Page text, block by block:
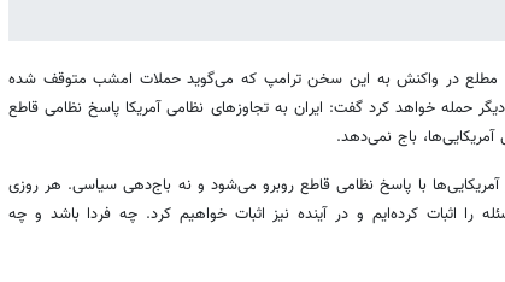
مطلع در واکنش به این سخن ترامپ که می‌گوید حملات امشب متوقف شده
دیگر حمله خواهد کرد گفت: ایران به تجاوزهای نظامی آمریکا پاسخ نظامی قاطع
باج نمی‌دهد.
آمریکایی‌ها با پاسخ نظامی قاطع روبرو می‌شود و نه باج‌دهی سیاسی. هر روزی
را اثبات کرده‌ایم و در آینده نیز اثبات خواهیم کرد. چه فردا باشد و چه